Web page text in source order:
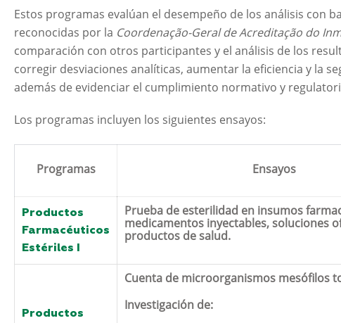
Estos programas evalúan el desempeño de los análisis con
reconocidas por la Coordenação-Geral de Acreditação do
comparación con otros participantes y el análisis de los
corregir desviaciones analíticas, aumentar la eficiencia y la
además de evidenciar el cumplimiento normativo y
Los programas incluyen los siguientes ensayos:
Programas Ensayos
Productos
Farmacéuticos
Estériles I
Prueba de esterilidad en insumos
medicamentos inyectables, soluciones
productos de salud.
Productos
Cuenta de microorganismos mesófilos
Investigación de: